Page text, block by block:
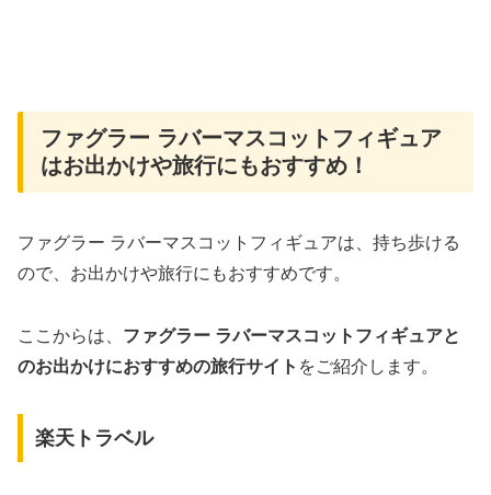
ファグラー ラバーマスコットフィギュア
はお出かけや旅行にもおすすめ！
ファグラー ラバーマスコットフィギュアは、持ち歩ける
ので、お出かけや旅行にもおすすめです。
ここからは、 ファグラー ラバーマスコットフィギュアと
のお出かけにおすすめの旅行サイト をご紹介します。
楽天トラベル